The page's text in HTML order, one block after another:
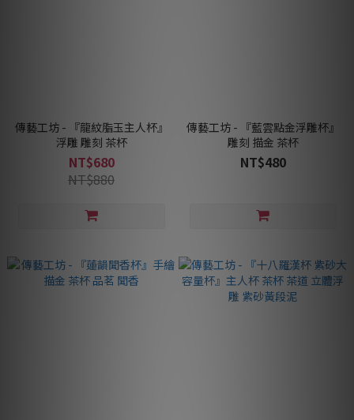
傳藝工坊 - 『龍紋脂玉主人杯』
浮雕 雕刻 茶杯
NT$680
NT$880
傳藝工坊 - 『藍雲點金浮雕杯』
雕刻 描金 茶杯
NT$480